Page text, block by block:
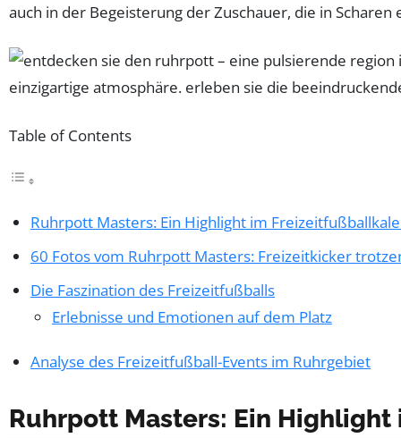
auch in der Begeisterung der Zuschauer, die in
Table of Contents
Ruhrpott Masters: Ein Highlight im
60 Fotos vom Ruhrpott Masters: Freizeitkicker
Die Faszination des Freizeitfußballs
Erlebnisse und Emotionen auf dem Platz
Analyse des Freizeitfußball-Events im Ruhrgebiet
Ruhrpott Masters: Ein